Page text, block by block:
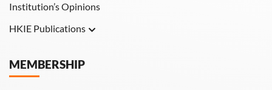
Institution’s Opinions
HKIE Publications
HKIE Transactions
MEMBERSHIP